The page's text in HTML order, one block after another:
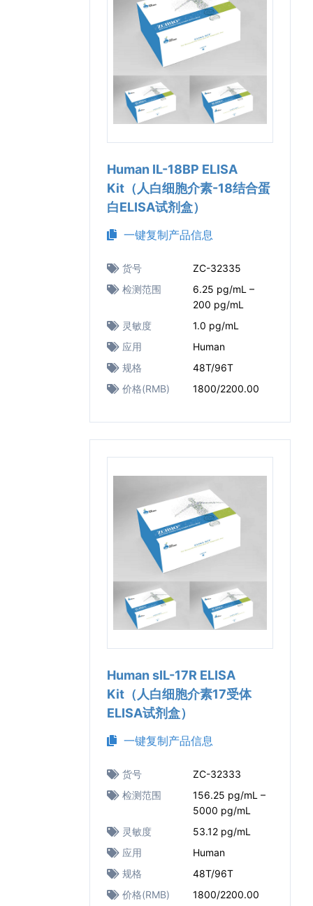
Human IL-18BP ELISA
Kit（人白细胞介素-18结合蛋
白ELISA试剂盒）
一键复制产品信息
货号
ZC-32335
检测范围
6.25 pg/mL –
200 pg/mL
灵敏度
1.0 pg/mL
应用
Human
规格
48T/96T
价格(RMB)
1800/2200.00
Human sIL-17R ELISA
Kit（人白细胞介素17受体
ELISA试剂盒）
一键复制产品信息
货号
ZC-32333
检测范围
156.25 pg/mL –
5000 pg/mL
灵敏度
53.12 pg/mL
应用
Human
规格
48T/96T
价格(RMB)
1800/2200.00